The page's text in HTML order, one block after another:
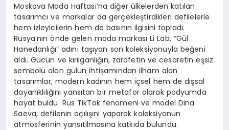
Moskova Moda Haftası’na diğer ülkelerden katılan
tasarımcı ve markalar da gerçekleştirdikleri defilelerle
hem izleyicilerin hem de basının ilgisini topladı.
Rusya’nın önde gelen moda markası Li Lab, “Gül
Hanedanlığı” adını taşıyan son koleksiyonuyla beğeni
aldı. Gücün ve kırılganlığın, zarafetin ve cesaretin eşsiz
sembolü olan gülün ihtişamından ilham alan
tasarımlar, modern kadının hem içsel hem de dışsal
dayanıklılığını yansıtan bir metafor olarak podyumda
hayat buldu. Rus TikTok fenomeni ve model Dina
Saeva, defilenin açılışını yaparak koleksiyonun
atmosferinin yansıtılmasına katkıda bulundu.